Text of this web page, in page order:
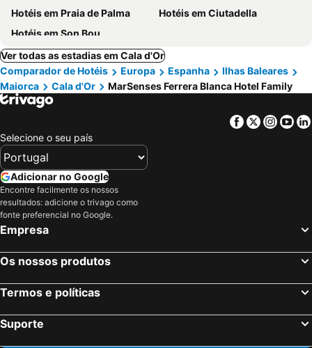
Hotéis em Praia de Palma
Hotéis em Ciutadella
Hotéis em Son Bou
Ver todas as estadias em Cala d'Or
Comparador de Hotéis
Europa Espanha
Ilhas Baleares
Maiorca
Cala d'Or MarSenses Ferrera Blanca Hotel Family
Facebook
Twitter
Selecione o seu país
Adicionar no Google
Encontre facilmente os nossos
resultados: adicione o trivago como
fonte preferencial no Google.
Empresa
Os nossos produtos
Termos e políticas
Suporte